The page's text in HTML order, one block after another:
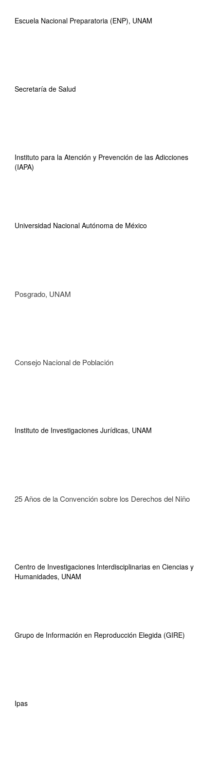
Escuela Nacional Preparatoria (ENP), UNAM
Secretaría de Salud
Instituto para la Atención y Prevención de las Adicciones
(IAPA)
Universidad Nacional Autónoma de México
Posgrado, UNAM
Consejo Nacional de Población
Instituto de Investigaciones Jurídicas, UNAM
25 Años de la Convención sobre los Derechos del Niño
Centro de Investigaciones Interdisciplinarias en Ciencias y
Humanidades, UNAM
Grupo de Información en Reproducción Elegida (GIRE)
Ipas